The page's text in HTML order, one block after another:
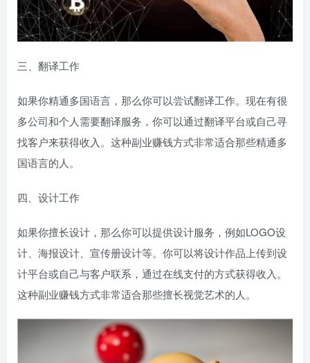
三、翻译工作
如果你精通多国语言，那么你可以尝试翻译工作。现在有很
多公司和个人需要翻译服务，你可以通过翻译平台或自己寻
找客户来获得收入。这种副业赚钱方式非常适合那些精通多
国语言的人。
四、设计工作
如果你擅长设计，那么你可以提供设计服务，例如LOGO设
计、海报设计、宣传册设计等。你可以将设计作品上传到设
计平台或自己与客户联系，通过在线支付的方式获得收入。
这种副业赚钱方式非常适合那些擅长视觉艺术的人。